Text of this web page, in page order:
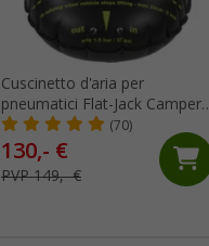
Cuscinetto d'aria per
pneumatici Flat-Jack Camper
2.0 per veicoli fino a 6
tonnellate e fino a 305 mm di
larghezza del pneumatico
(70)
130,- €
PVP 149,- €